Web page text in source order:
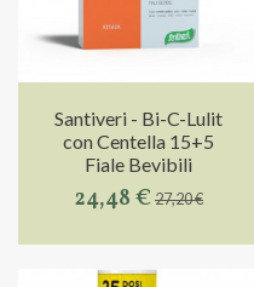
Santiveri - Bi-C-Lulit
con Centella 15+5
Fiale Bevibili
24,48 €27,20 €